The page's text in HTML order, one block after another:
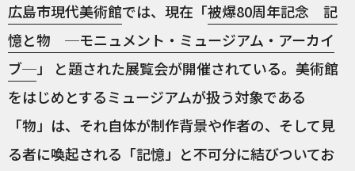
広島市現代美術館では、現在「被爆80周年記念 記
憶と物 ─モニュメント・ミュージアム・アーカイ
ブ─」 と題された展覧会が開催されている。美術館
をはじめとするミュージアムが扱う対象である
「物」は、それ自体が制作背景や作者の、そして見
る者に喚起される「記憶」と不可分に結びついてお